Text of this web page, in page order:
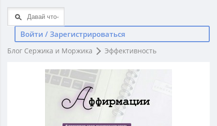
Войти / Зарегистрироваться
Блог Сержика и Моржика Эффективность